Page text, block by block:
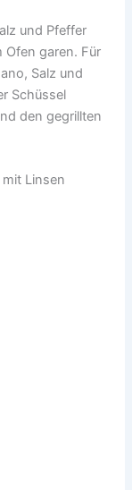
und Pfeffer
Ofen garen. Für
Salz und
Schüssel
den gegrillten
Linsen